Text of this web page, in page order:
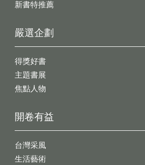
新書特推薦
開卷有益
台灣采風
生活藝術
嚴選企劃
得獎好書
主題書展
焦點人物